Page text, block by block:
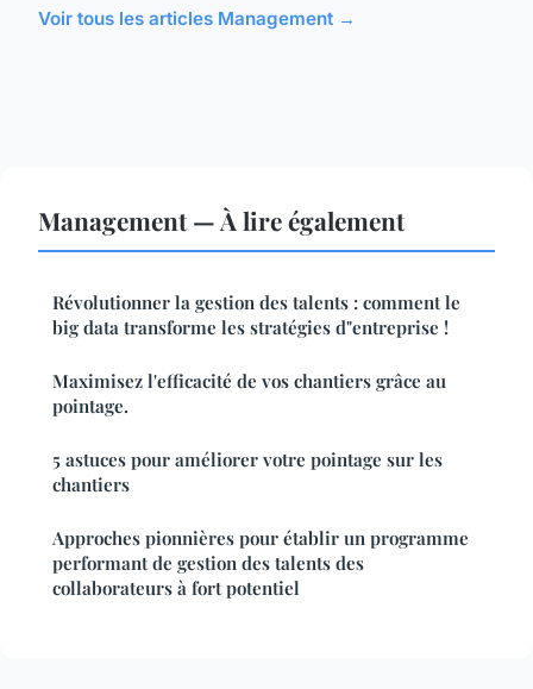
Voir tous les articles Management →
Management — À lire également
Révolutionner la gestion des talents : comment le
big data transforme les stratégies d"entreprise !
Maximisez l'efficacité de vos chantiers grâce au
pointage.
5 astuces pour améliorer votre pointage sur les
chantiers
Approches pionnières pour établir un programme
performant de gestion des talents des
collaborateurs à fort potentiel